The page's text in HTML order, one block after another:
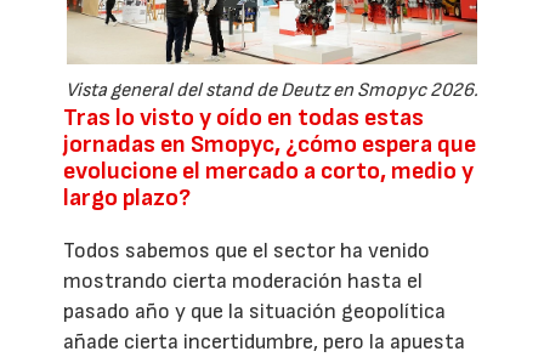
Vista general del stand de Deutz en Smopyc 2026.
Tras lo visto y oído en todas estas
jornadas en Smopyc, ¿cómo espera que
evolucione el mercado a corto, medio y
largo plazo?
Todos sabemos que el sector ha venido
mostrando cierta moderación hasta el
pasado año y que la situación geopolítica
añade cierta incertidumbre, pero la apuesta